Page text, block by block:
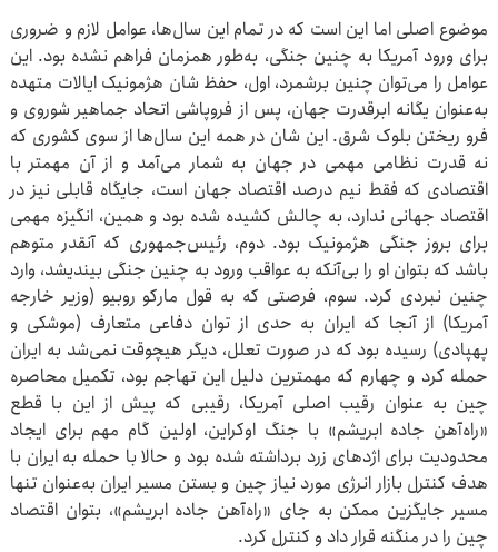
موضوع اصلی اما این است که در تمام این سال‌ها، عوامل لازم و ضروری
برای ورود آمریکا به چنین جنگی، به‌طور همزمان فراهم نشده بود. این
عوامل را می‌توان چنین برشمرد، اول، حفظ شان هژمونیک ایالات متهده
به‌عنوان یگانه ابرقدرت جهان، پس از فروپاشی اتحاد جماهیر شوروی و
فرو ریختن بلوک شرق. این شان در همه این سال‌ها از سوی کشوری که
نه قدرت نظامی مهمی در جهان به شمار می‌آمد و از آن مهمتر با
اقتصادی که فقط نیم درصد اقتصاد جهان است، جایگاه قابلی نیز در
اقتصاد جهانی ندارد، به چالش کشیده شده بود و همین، انگیزه مهمی
برای بروز جنگی هژمونیک بود. دوم، رئیس‌جمهوری که آنقدر متوهم
باشد که بتوان او را بی‌آنکه به عواقب ورود به چنین جنگی بیندیشد، وارد
چنین نبردی کرد. سوم، فرصتی که به قول مارکو روبیو (وزیر خارجه
آمریکا) از آنجا که ایران به حدی از توان دفاعی متعارف (موشکی و
پهپادی) رسیده بود که در صورت تعلل، دیگر هیچوقت نمی‌شد به ایران
حمله کرد و چهارم که مهمترین دلیل این تهاجم بود، تکمیل محاصره
چین به عنوان رقیب اصلی آمریکا، رقیبی که پیش از این با قطع
«راه‌آهن جاده ابریشم» با جنگ اوکراین، اولین گام مهم برای ایجاد
محدودیت برای اژدهای زرد برداشته شده بود و حالا با حمله به ایران با
هدف کنترل بازار انرژی مورد نیاز چین و بستن مسیر ایران به‌عنوان تنها
مسیر جایگزین ممکن به جای «راه‌آهن جاده ابریشم»، بتوان اقتصاد
چین را در منگنه قرار داد و کنترل کرد.